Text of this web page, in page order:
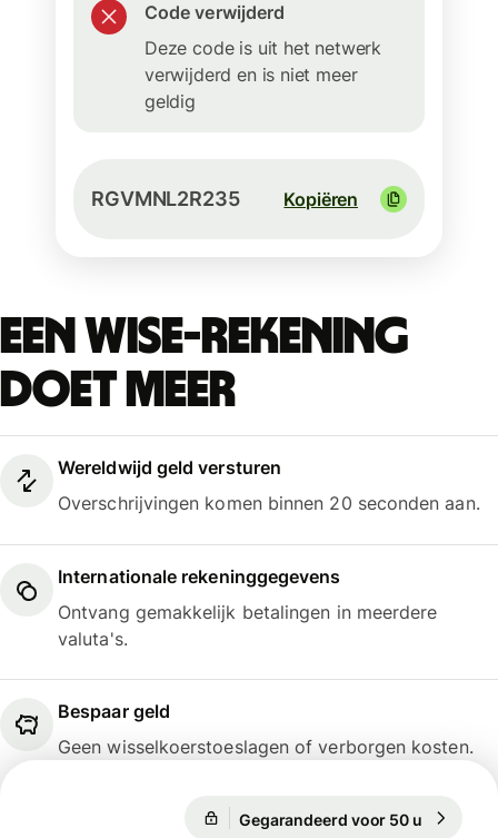
Code verwijderd
Deze code is uit het netwerk
verwijderd en is niet meer
geldig
RGVMNL2R235 Kopiëren
Een Wise-rekening
doet meer
Wereldwijd geld versturen
Overschrijvingen komen binnen 20 seconden aan.
Internationale rekeninggegevens
Ontvang gemakkelijk betalingen in meerdere
valuta's.
Bespaar geld
Geen wisselkoerstoeslagen of verborgen kosten.
Gegarandeerd voor 50 u